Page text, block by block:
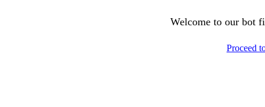
Welcome to our bot
Proceed